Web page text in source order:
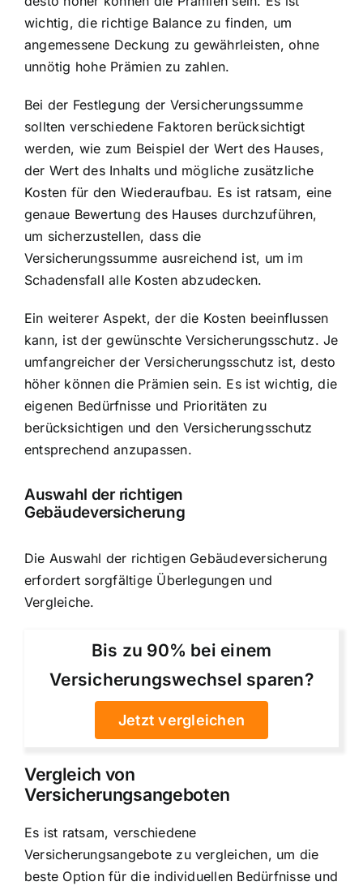
wichtig, die richtige Balance zu finden, um
angemessene Deckung zu gewährleisten, ohne
unnötig hohe Prämien zu zahlen.
Bei der Festlegung der Versicherungssumme
sollten verschiedene Faktoren berücksichtigt
werden, wie zum Beispiel der Wert des Hauses,
der Wert des Inhalts und mögliche zusätzliche
Kosten für den Wiederaufbau. Es ist ratsam, eine
genaue Bewertung des Hauses durchzuführen,
um sicherzustellen, dass die
Versicherungssumme ausreichend ist, um im
Schadensfall alle Kosten abzudecken.
Ein weiterer Aspekt, der die Kosten beeinflussen
kann, ist der gewünschte Versicherungsschutz. Je
umfangreicher der Versicherungsschutz ist, desto
höher können die Prämien sein. Es ist wichtig, die
eigenen Bedürfnisse und Prioritäten zu
berücksichtigen und den Versicherungsschutz
entsprechend anzupassen.
Auswahl der richtigen
Gebäudeversicherung
Die Auswahl der richtigen Gebäudeversicherung
erfordert sorgfältige Überlegungen und
Vergleiche.
Bis zu 90% bei einem
Versicherungswechsel sparen?
Jetzt vergleichen
Vergleich von
Versicherungsangeboten
Es ist ratsam, verschiedene
Versicherungsangebote zu vergleichen, um die
beste Option für die individuellen Bedürfnisse und